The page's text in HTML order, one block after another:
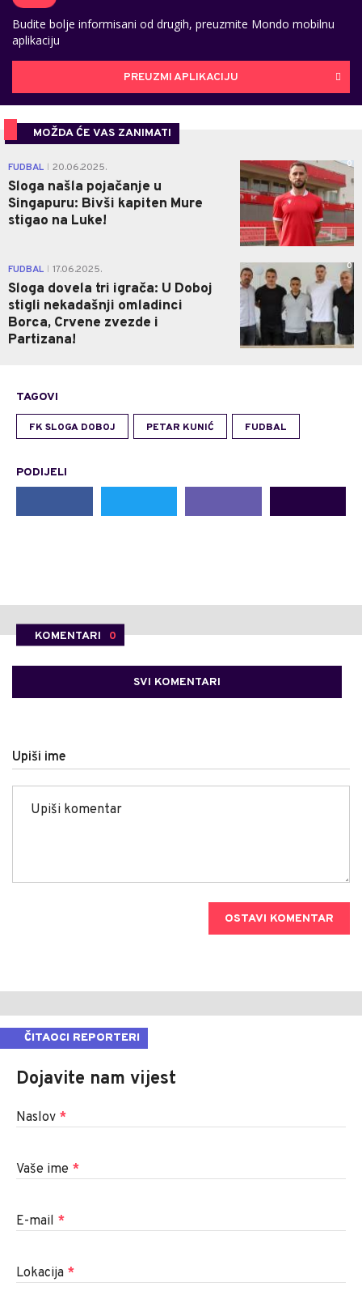
Budite bolje informisani od drugih, preuzmite Mondo mobilnu
aplikaciju
PREUZMI APLIKACIJU
MOŽDA ĆE VAS ZANIMATI
FUDBAL 20.06.2025.
Sloga našla pojačanje u
Singapuru: Bivši kapiten Mure
stigao na Luke!
0
FUDBAL 17.06.2025.
Sloga dovela tri igrača: U Doboj
stigli nekadašnji omladinci
Borca, Crvene zvezde i
Partizana!
0
TAGOVI
FK SLOGA DOBOJ PETAR KUNIĆ FUDBAL
PODIJELI
KOMENTARI 0
SVI KOMENTARI
Upiši ime
OSTAVI KOMENTAR
ČITAOCI REPORTERI
Dojavite nam vijest
Naslov *
Vaše ime *
E-mail *
Lokacija *